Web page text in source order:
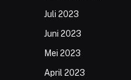
Juli 2023
Juni 2023
Mei 2023
April 2023